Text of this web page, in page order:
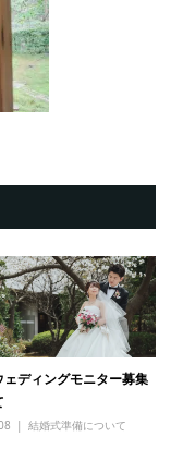
ェディングモニター募集
結婚式準備について